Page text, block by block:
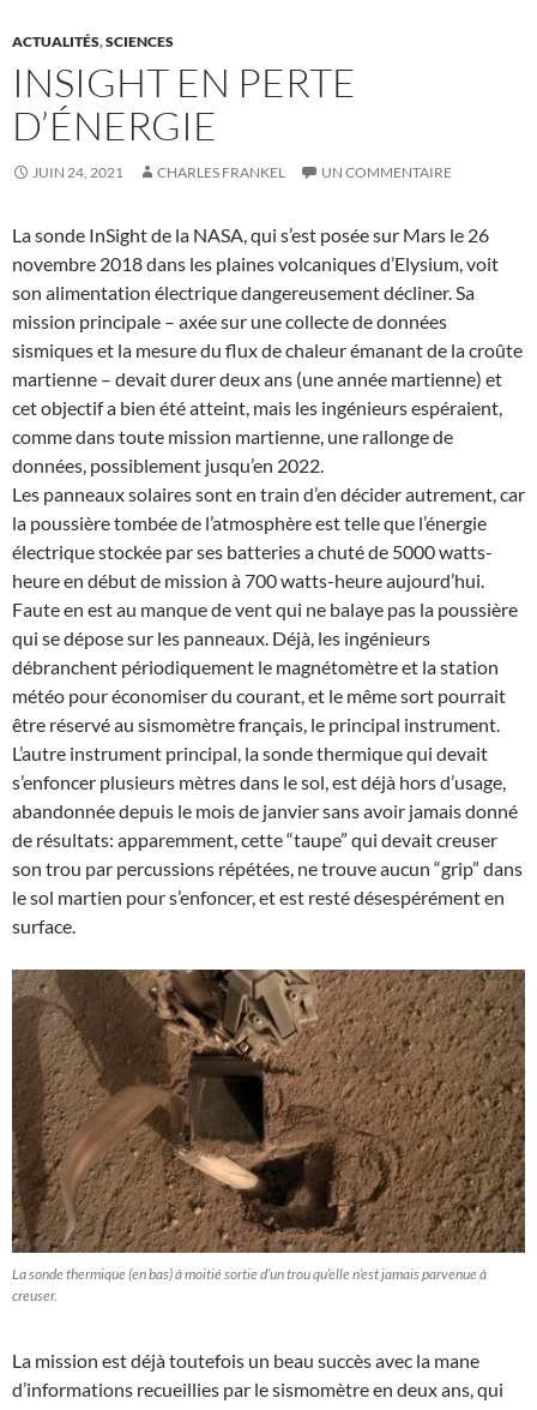
ACTUALITÉS,SCIENCES
INSIGHT EN PERTE
D’ÉNERGIE
JUIN 24, 2021 CHARLES FRANKEL UN COMMENTAIRE
La sonde InSight de la NASA, qui s’est posée sur Mars le 26
novembre 2018 dans les plaines volcaniques d’Elysium, voit
son alimentation électrique dangereusement décliner. Sa
mission principale – axée sur une collecte de données
sismiques et la mesure du flux de chaleur émanant de la croûte
martienne – devait durer deux ans (une année martienne) et
cet objectif a bien été atteint, mais les ingénieurs espéraient,
comme dans toute mission martienne, une rallonge de
données, possiblement jusqu’en 2022.
Les panneaux solaires sont en train d’en décider autrement, car
la poussière tombée de l’atmosphère est telle que l’énergie
électrique stockée par ses batteries a chuté de 5000 watts-
heure en début de mission à 700 watts-heure aujourd’hui.
Faute en est au manque de vent qui ne balaye pas la poussière
qui se dépose sur les panneaux. Déjà, les ingénieurs
débranchent périodiquement le magnétomètre et la station
météo pour économiser du courant, et le même sort pourrait
être réservé au sismomètre français, le principal instrument.
L’autre instrument principal, la sonde thermique qui devait
s’enfoncer plusieurs mètres dans le sol, est déjà hors d’usage,
abandonnée depuis le mois de janvier sans avoir jamais donné
de résultats: apparemment, cette “taupe” qui devait creuser
son trou par percussions répétées, ne trouve aucun “grip” dans
le sol martien pour s’enfoncer, et est resté désespérément en
surface.
La sonde thermique (en bas) à moitié sortie d’un trou qu’elle n’est jamais parvenue à
creuser.
La mission est déjà toutefois un beau succès avec la mane
d’informations recueillies par le sismomètre en deux ans, qui